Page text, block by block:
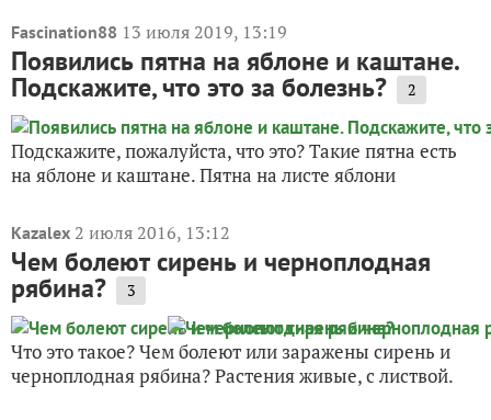
Fascination88 13 июля 2019, 13:19
Появились пятна на яблоне и каштане.
Подскажите, что это за болезнь? 2
Подскажите, пожалуйста, что это? Такие пятна есть
на яблоне и каштане. Пятна на листе яблони
Kazalex 2 июля 2016, 13:12
Чем болеют сирень и черноплодная
рябина? 3
Что это такое? Чем болеют или заражены сирень и
черноплодная рябина? Растения живые, с листвой.